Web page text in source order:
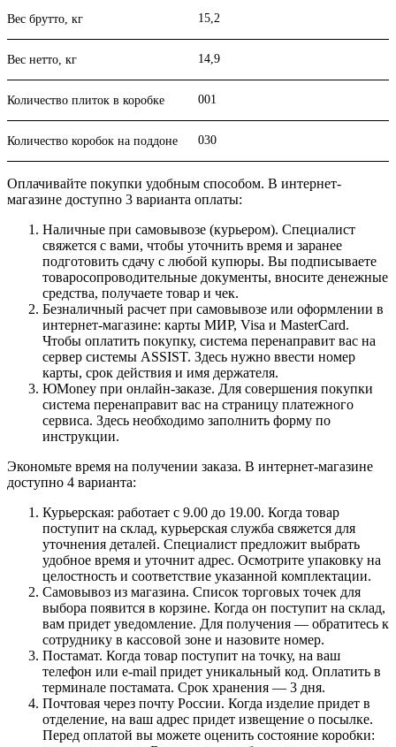
Вес брутто, кг 15,2
Вес нетто, кг 14,9
Количество плиток в коробке 001
Количество коробок на поддоне 030
Оплачивайте покупки удобным способом. В интернет-
магазине доступно 3 варианта оплаты:
Наличные при самовывозе (курьером). Специалист
свяжется с вами, чтобы уточнить время и заранее
подготовить сдачу с любой купюры. Вы подписываете
товаросопроводительные документы, вносите денежные
средства, получаете товар и чек.
Безналичный расчет при самовывозе или оформлении в
интернет-магазине: карты МИР, Visa и MasterCard.
Чтобы оплатить покупку, система перенаправит вас на
сервер системы ASSIST. Здесь нужно ввести номер
карты, срок действия и имя держателя.
ЮMoney при онлайн-заказе. Для совершения покупки
система перенаправит вас на страницу платежного
сервиса. Здесь необходимо заполнить форму по
инструкции.
Экономьте время на получении заказа. В интернет-магазине
доступно 4 варианта:
Курьерская: работает с 9.00 до 19.00. Когда товар
поступит на склад, курьерская служба свяжется для
уточнения деталей. Специалист предложит выбрать
удобное время и уточнит адрес. Осмотрите упаковку на
целостность и соответствие указанной комплектации.
Самовывоз из магазина. Список торговых точек для
выбора появится в корзине. Когда он поступит на склад,
вам придет уведомление. Для получения — обратитесь к
сотруднику в кассовой зоне и назовите номер.
Постамат. Когда товар поступит на точку, на ваш
телефон или e-mail придет уникальный код. Оплатить в
терминале постамата. Срок хранения — 3 дня.
Почтовая через почту России. Когда изделие придет в
отделение, на ваш адрес придет извещение о посылке.
Перед оплатой вы можете оценить состояние коробки: